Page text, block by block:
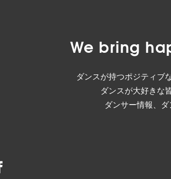
We bring
ダンスが持つポジティブ
ダンスが大好きな
ダンサー情報、